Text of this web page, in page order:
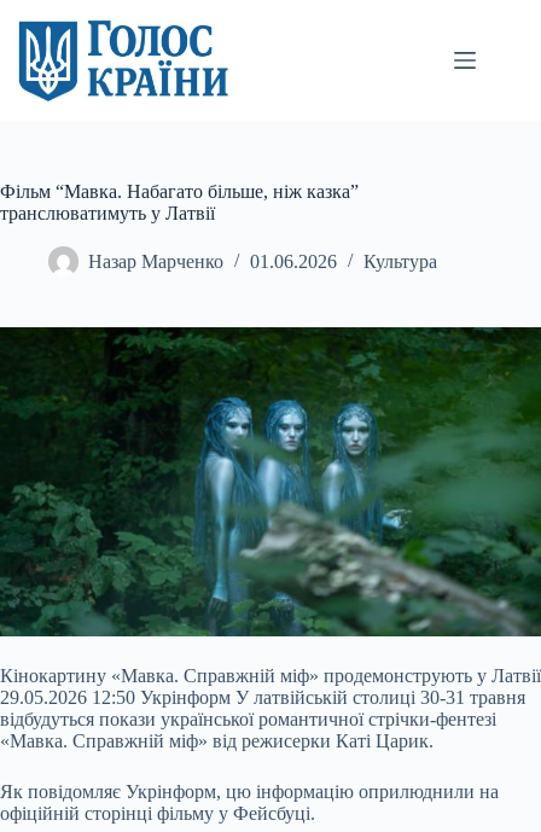
вмісту
Фільм “Мавка. Набагато більше, ніж казка”
транслюватимуть у Латвії
Назар Марченко 01.06.2026 Культура
Кінокартину «Мавка. Справжній міф» продемонструють у Латвії
29.05.2026 12:50 Укрінформ У латвійській столиці 30-31 травня
відбудуться покази української романтичної стрічки-фентезі
«Мавка. Справжній міф» від режисерки Каті Царик.
Як повідомляє Укрінформ, цю інформацію оприлюднили на
офіційній сторінці фільму у Фейсбуці.